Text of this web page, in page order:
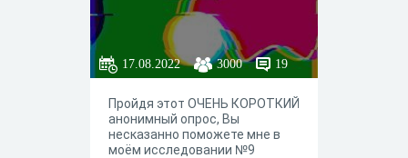
17.08.2022 3000 19
Пройдя этот ОЧЕНЬ КОРОТКИЙ
анонимный опрос, Вы
несказанно поможете мне в
моём исследовании №9